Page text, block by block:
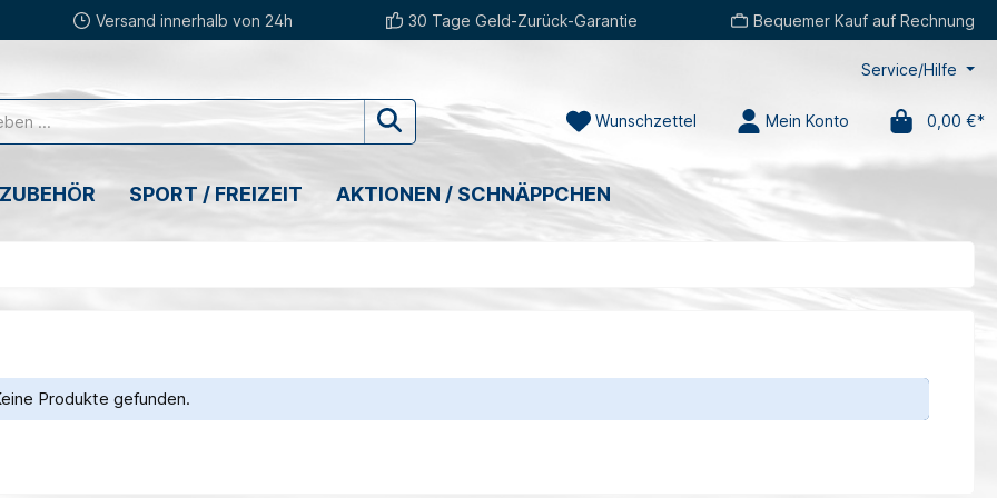
Versand innerhalb von 24h 30 Tage Geld-Zurück-Garantie Bequemer Kauf auf Rechnung
Service/Hilfe
Wunschzettel Mein Konto 0,00 €*
SPORT / FREIZEIT AKTIONEN / SCHNÄPPCHEN
Produkte gefunden.